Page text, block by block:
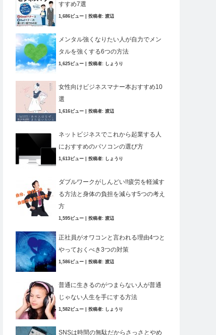
すすめ7選
1,686ビュー 投稿者: 渡辺
メンタル強くなりたい人が自力でメン
タルを強くする6つの方法
1,625ビュー 投稿者: しょうり
女性向けビジネスマナー本おすすめ10
選
1,616ビュー 投稿者: 渡辺
ネットビジネスでこれから起業する人
におすすめのパソコンの選び方
1,613ビュー 投稿者: しょうり
ダブルワークがしんどい!!疲労を軽減す
る方法と身体の負担を減らす5つの考え
方
1,595ビュー 投稿者: 渡辺
正社員がオワコンと言われる理由4つと
やっておくべき3つの対策
1,586ビュー 投稿者: 渡辺
普通に生きるのがつまらない人が普通
じゃない人生を手にする方法
1,582ビュー 投稿者: しょうり
SNSは時間の無駄だからさっさとやめ